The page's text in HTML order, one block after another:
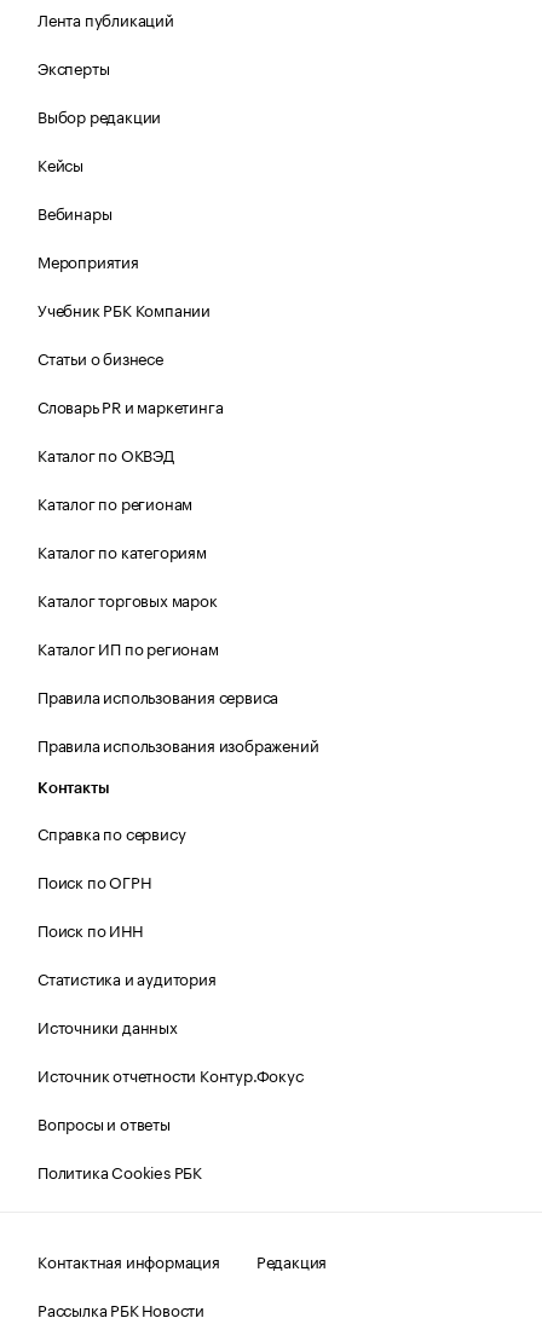
Лента публикаций
Эксперты
Выбор редакции
Кейсы
Вебинары
Мероприятия
Учебник РБК Компании
Статьи о бизнесе
Словарь PR и маркетинга
Каталог по ОКВЭД
Каталог по регионам
Каталог по категориям
Каталог торговых марок
Каталог ИП по регионам
Правила использования сервиса
Правила использования изображений
Контакты
Справка по сервису
Поиск по ОГРН
Поиск по ИНН
Статистика и аудитория
Источники данных
Источник отчетности Контур.Фокус
Вопросы и ответы
Политика Cookies РБК
Контактная информация
Редакция
Рассылка РБК Новости